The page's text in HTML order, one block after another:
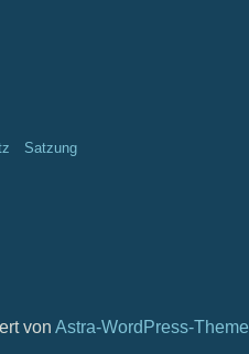
Satzung
von Astra-WordPress-Theme